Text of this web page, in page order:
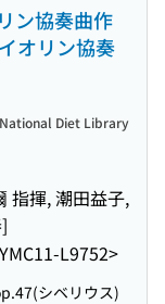
ン協奏曲作
オリン協奏
指揮, 潮田益子,
L9752>
National Diet Library
シベリウス)